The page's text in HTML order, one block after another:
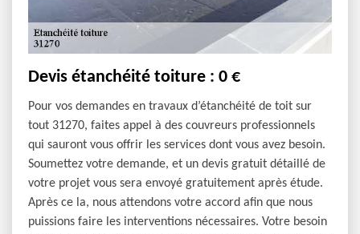
Devis étanchéité toiture : 0 €
Pour vos demandes en travaux d’étanchéité de toit sur
tout 31270, faites appel à des couvreurs professionnels
qui sauront vous offrir les services dont vous avez besoin.
Soumettez votre demande, et un devis gratuit détaillé de
votre projet vous sera envoyé gratuitement après étude.
Après ce la, nous attendons votre accord afin que nous
puissions faire les interventions nécessaires. Votre besoin